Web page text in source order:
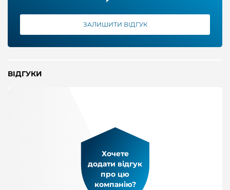
ЗАЛИШИТИ ВІДГУК
ВІДГУКИ
Хочете
додати відгук
про цю
компанію?